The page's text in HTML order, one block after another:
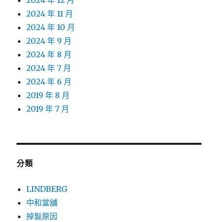
2024 年 11 月
2024 年 10 月
2024 年 9 月
2024 年 8 月
2024 年 7 月
2024 年 6 月
2019 年 8 月
2019 年 7 月
分類
LINDBERG
中和當舖
掉髮原因